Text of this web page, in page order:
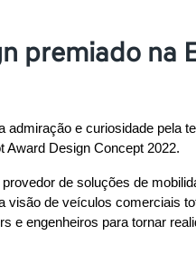
premiado na
e curiosidade pela
Award Design Concept 2022.
de soluções de
de veículos comerciais
engenheiros para tornar